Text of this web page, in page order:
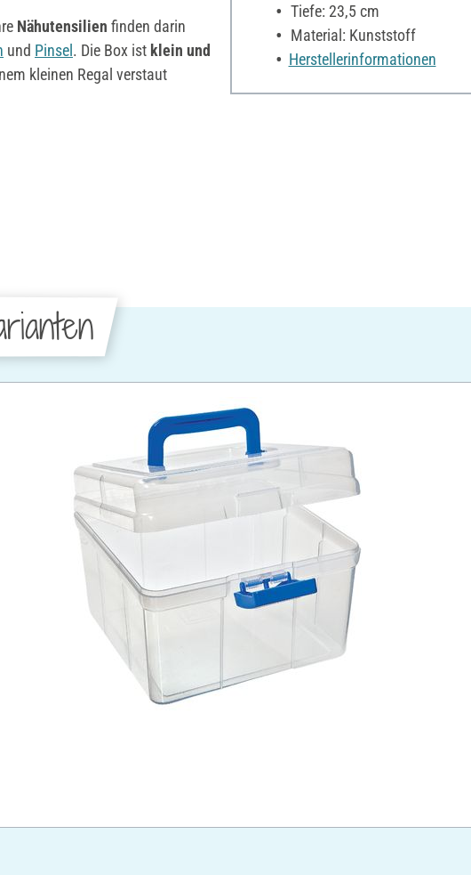
Nähutensilien finden darin
und Pinsel. Die Box ist klein und
kleinen Regal verstaut
Tiefe: 23,5 cm
Material: Kunststoff
Herstellerinformationen